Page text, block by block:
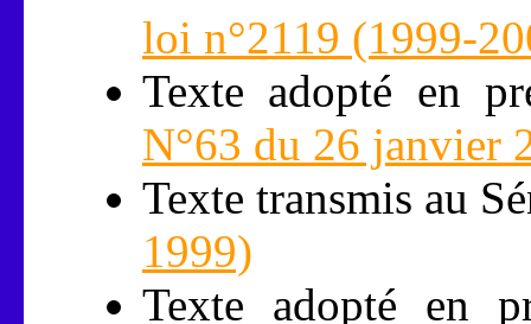
loi n°2119 (1999-
Texte adopté en
N°63 du 26 janvier
Texte transmis au
1999)
Texte adopté en